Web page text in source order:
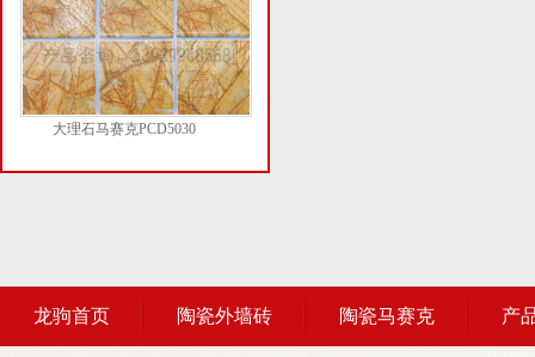
大理石马赛克PCD5030
龙驹首页 陶瓷外墙砖 陶瓷马赛克 产